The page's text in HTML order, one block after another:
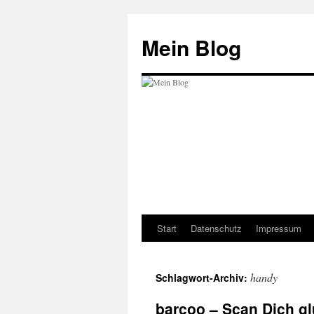
springen
Mein Blog
Start Datenschutz Impressum
Schlagwort-Archiv: handy
barcoo – Scan Dich